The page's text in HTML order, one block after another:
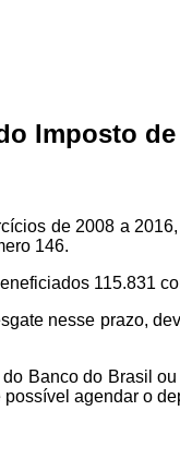
Imposto de
de 2008 a
146.
115.831
nesse prazo,
Banco do Brasil
agendar o